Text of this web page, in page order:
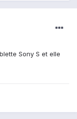
Sony S et elle